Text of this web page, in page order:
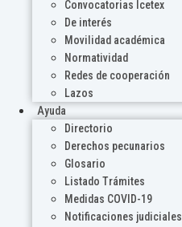
Convocatorias Icetex
De interés
Movilidad académica
Normatividad
Redes de cooperación
Lazos
Ayuda
Directorio
Derechos pecunarios
Glosario
Listado Trámites
Medidas COVID-19
Notificaciones judiciales